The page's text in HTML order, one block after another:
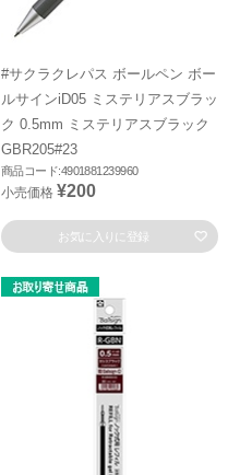
#サクラクレパス ボールペン ボー
ルサインiD05 ミステリアスブラッ
ク 0.5mm ミステリアスブラック
GBR205#23
商品コード:4901881239960
小売価格 ¥200
お気に入りに登録